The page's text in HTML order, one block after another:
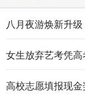
八月夜游焕新升
女生放弃艺考凭高
高校志愿填报现